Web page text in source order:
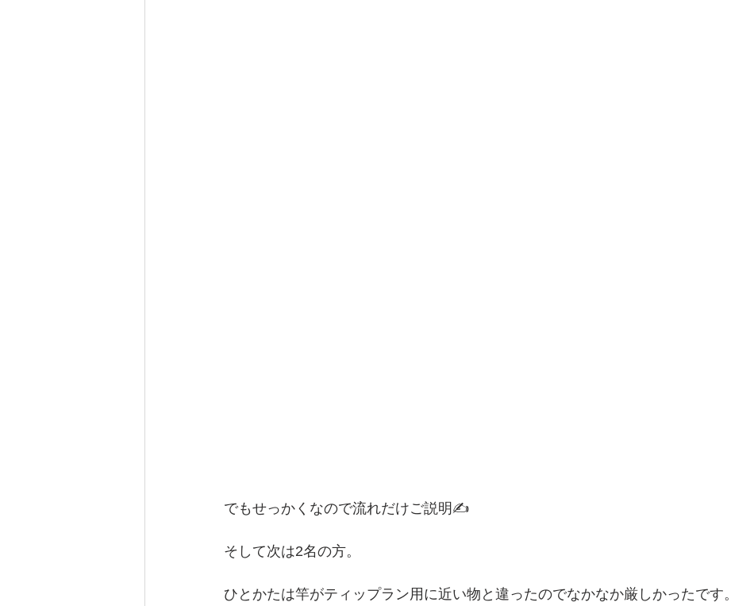
でもせっかくなので流れだけご説明✍️
そして次は2名の方。
ひとかたは竿がティップラン用に近い物と違ったのでなかなか厳しかったです。